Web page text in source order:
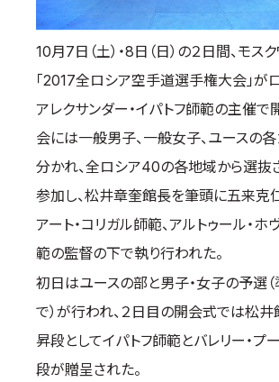
支部からのお知
公式大会
公式記録
入門のご案内
青少年部・保
一般の部・壮年
会員制度
取材のお申し
よくある質問
10月7日（土）・8日（日）の２日間、モス
「2017全ロシア空手道選手権大会」が
アレクサンダー・イパトフ師範の主催で
会には一般男子、一般女子、ユースの
分かれ、全ロシア40の各地域から選抜
参加し、松井章奎館長を筆頭に五来克
アート・コリガル師範、アルトゥール・ホ
範の監督の下で執り行われた。
初日はユースの部と男子・女子の予選
で）が行われ、２日目の開会式では松
昇段としてイパトフ師範とバレリー・プ
段が贈呈された。